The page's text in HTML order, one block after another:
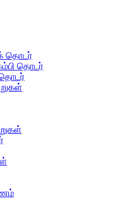
தொடர்
தொடர்